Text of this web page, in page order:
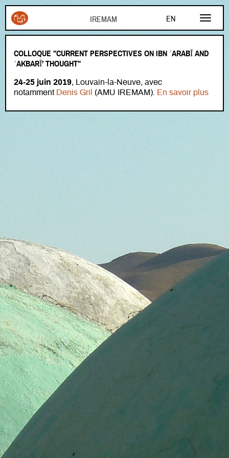
EN
FR
AR
Aller au contenu principal
COLLOQUE "CURRENT PERSPECTIVES ON IBN ʿARABĪ AND
ʿAKBARĪ’ THOUGHT"
24-25 juin 2019, Louvain-la-Neuve, avec
notamment Denis Gril (AMU IREMAM). En savoir plus